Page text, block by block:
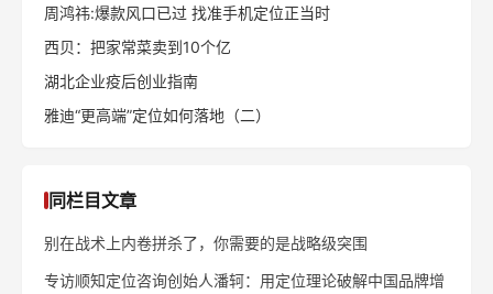
周鸿祎:爆款风口已过 找准手机定位正当时
西贝：把家常菜卖到10个亿
湖北企业疫后创业指南
雅迪“更高端”定位如何落地（二）
同栏目文章
别在战术上内卷拼杀了，你需要的是战略级突围
专访顺知定位咨询创始人潘轲：用定位理论破解中国品牌增